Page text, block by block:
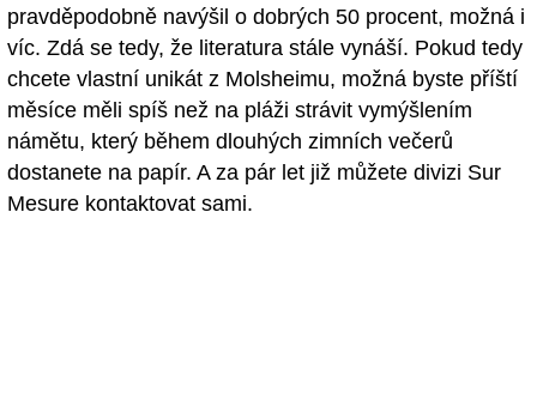
pravděpodobně navýšil o dobrých 50 procent, možná i
víc. Zdá se tedy, že literatura stále vynáší. Pokud tedy
chcete vlastní unikát z Molsheimu, možná byste příští
měsíce měli spíš než na pláži strávit vymýšlením
námětu, který během dlouhých zimních večerů
dostanete na papír. A za pár let již můžete divizi Sur
Mesure kontaktovat sami.